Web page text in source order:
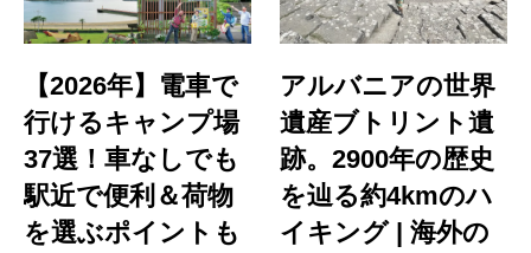
【2026年】電車で
行けるキャンプ場
37選！車なしでも
駅近で便利＆荷物
を選ぶポイントも
アルバニアの世界
遺産ブトリント遺
跡。2900年の歴史
を辿る約4kmのハ
イキング | 海外の